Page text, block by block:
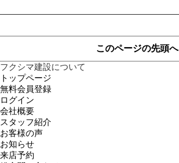
このページの先頭へ
フクシマ建設について
トップページ
無料会員登録
ログイン
会社概要
スタッフ紹介
お客様の声
お知らせ
来店予約